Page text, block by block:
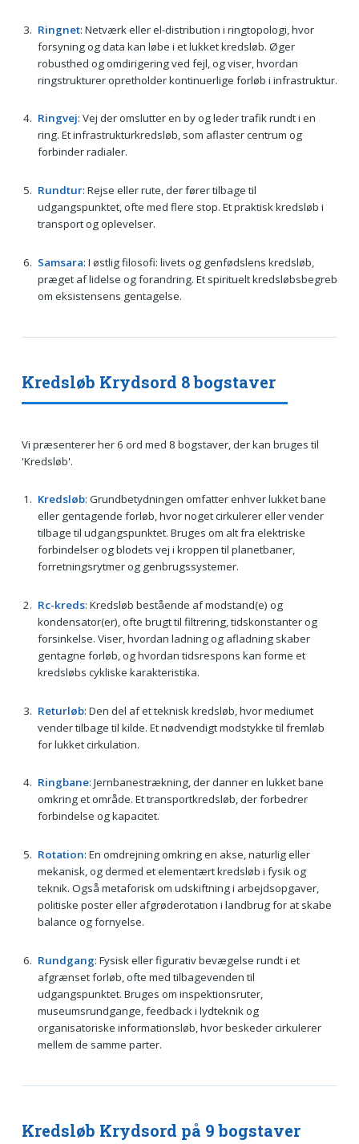
Ringnet: Netværk eller el-distribution i ringtopologi, hvor
forsyning og data kan løbe i et lukket kredsløb. Øger
robusthed og omdirigering ved fejl, og viser, hvordan
ringstrukturer opretholder kontinuerlige forløb i infrastruktur.
Ringvej: Vej der omslutter en by og leder trafik rundt i en
ring. Et infrastrukturkredsløb, som aflaster centrum og
forbinder radialer.
Rundtur: Rejse eller rute, der fører tilbage til
udgangspunktet, ofte med flere stop. Et praktisk kredsløb i
transport og oplevelser.
Samsara: I østlig filosofi: livets og genfødslens kredsløb,
præget af lidelse og forandring. Et spirituelt kredsløbsbegreb
om eksistensens gentagelse.
Kredsløb Krydsord 8 bogstaver
Vi præsenterer her 6 ord med 8 bogstaver, der kan bruges til
'Kredsløb'.
Kredsløb: Grundbetydningen omfatter enhver lukket bane
eller gentagende forløb, hvor noget cirkulerer eller vender
tilbage til udgangspunktet. Bruges om alt fra elektriske
forbindelser og blodets vej i kroppen til planetbaner,
forretningsrytmer og genbrugssystemer.
Rc-kreds: Kredsløb bestående af modstand(e) og
kondensator(er), ofte brugt til filtrering, tidskonstanter og
forsinkelse. Viser, hvordan ladning og afladning skaber
gentagne forløb, og hvordan tidsrespons kan forme et
kredsløbs cykliske karakteristika.
Returløb: Den del af et teknisk kredsløb, hvor mediumet
vender tilbage til kilde. Et nødvendigt modstykke til fremløb
for lukket cirkulation.
Ringbane: Jernbanestrækning, der danner en lukket bane
omkring et område. Et transportkredsløb, der forbedrer
forbindelse og kapacitet.
Rotation: En omdrejning omkring en akse, naturlig eller
mekanisk, og dermed et elementært kredsløb i fysik og
teknik. Også metaforisk om udskiftning i arbejdsopgaver,
politiske poster eller afgrøderotation i landbrug for at skabe
balance og fornyelse.
Rundgang: Fysisk eller figurativ bevægelse rundt i et
afgrænset forløb, ofte med tilbagevenden til
udgangspunktet. Bruges om inspektionsruter,
museumsrundgange, feedback i lydteknik og
organisatoriske informationsløb, hvor beskeder cirkulerer
mellem de samme parter.
Kredsløb Krydsord på 9 bogstaver